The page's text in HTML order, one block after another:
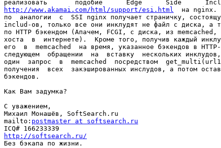
http://www.akamai.com/html/support/esi.html
на nginx.
по  аналогии  с  SSI nginx получает страничку,
includ-ов, только все они инклудят не файл с диска, а
по HTTP бэкендом (Апачем, FCGI, с диска, из memcached,
хоста  в  интернете).  Кроме того, получив каждый
его  в  memcached  на время, указанное бэкендов в
следующем  обращении  на  вставку  нескольких
один  запрос  в  memcached  посредством
получения  всех  закэшированных инслудов, а потом
бэкендов.
Как Вам задумка?
С уважением,
Михаил Монашёв, SoftSearch.ru
mailto: postmaster at softsearch.ru
http://softsearch.ru/
Без бэкапа по жизни.